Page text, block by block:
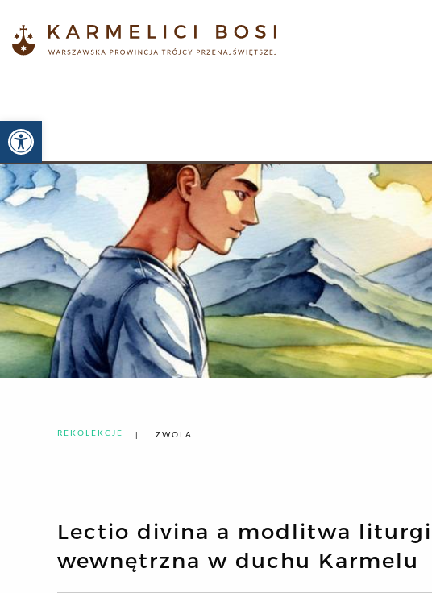
Otwórz pasek narzędzi
REKOLEKCJE ZWOLA
Lectio divina a modlitwa
wewnętrzna w duchu Karmelu